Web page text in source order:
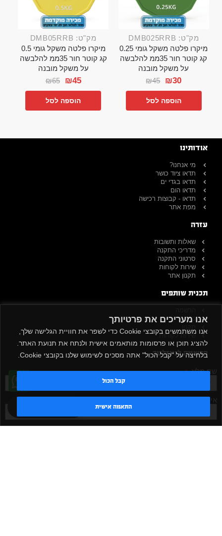
אנו מעריכים את פרטיותך
אנו משתמשים בקובצי Cookie כדי לשפר את חוויית הגלישה שלך,
להציג תוכן או פרסומות מותאמים אישית ולנתח את תנועת האתר.
בלחיצה על "קבל הכול" אתה מסכים לשימוש שלנו בקובצי Cookie.
התאמה אישית
קבל הכול
מק"ט: DMB025RRB
מיקרו פלטה משקל גומי 0.25
קג קוטר חור 35ממ להלבשה
על משקל מובנה
₪45 ₪30
הוספה לסל
מק"ט: DMB05RRB
מיקרו פלטה משקל גומי 0.5
קג קוטר חור 35ממ להלבשה
על משקל מובנה
₪65 ₪45
הוספה לסל
אודותינו
מי אנחנו?
תדאו ציוד כושר
תדאו בגדי ים
תדאו הום
תדאו - קבוצות רכישה
מפת אתר
עזרה
שאלות ותשובות
מדריכי התקנה
סרטוני התקנה
שירות לקוחות
תקנון אתר
תכנית שותפים
כניסה
שירות לקוחות
הרשמה לניוזלטר
שם מלא
אימייל
אישור קבלת דיוור